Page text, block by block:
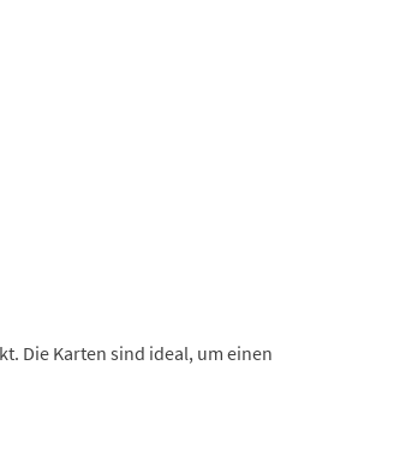
Die Karten sind ideal, um einen